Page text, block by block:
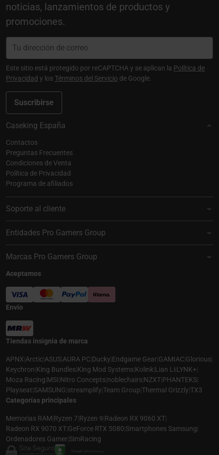
noticias, lanzamientos de productos y
promociones.
Suscribirse
Este sitio está protegido por reCAPTCHA y se aplican la Política de
Privacidad y losTérminos del Servicio de Google.
Caseking España
Contactos
Preguntas Frecuentes
Condiciones de Venta
Política de Privacidad
Programa de afiliados
Soporte al cliente
Entidades Pro Gamers Group
Marcas Pro Gamers Group
Aceptamos
Envío
Tiendas insignia de marca
APNX|Arctic|ASUS|AURA PC|Ducky|Endgame Gear|GAMIAC|Glorious|
Keychron|King Bundles|King Mod Systems|Kolink|Lian Li|LYNK+|
Moza Racing|MSI|Nitro Concepts|noblechairs|NZXT|PHANTEKS|
Playseat|SAMSUNG|streamplify|Team Group|Thermal Grizzly|TX3
Categorías principales
Memorias RAM|Ryzen 7|Ryzen 9|Radeon RX 9060 XT|
Radeon RX 9070 XT|GeForce RTX 5080|Smartphones Samsung|
Ordenadores Gamer|SimRacing